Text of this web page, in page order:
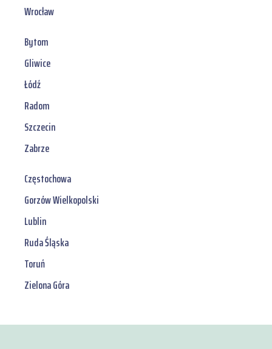
Wrocław
Bytom
Gliwice
Łódź
Radom
Szczecin
Zabrze
Częstochowa
Gorzów Wielkopolski
Lublin
Ruda Śląska
Toruń
Zielona Góra